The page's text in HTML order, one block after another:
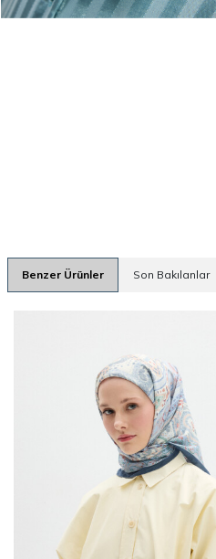
Benzer Ürünler Son Bakılanlar